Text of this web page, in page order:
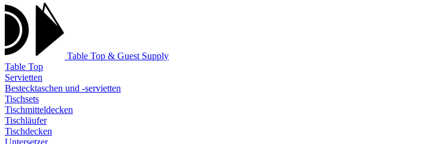
Table Top & Guest Supply
Table Top
Servietten
Bestecktaschen und -servietten
Tischsets
Tischmitteldecken
Tischläufer
Tischdecken